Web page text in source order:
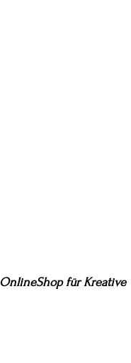
OnlineShop für Kreative